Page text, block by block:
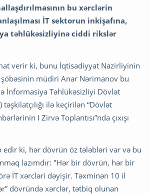
bu xərclərin
İT sektorun inkişafına,
təhlükəsizliyinə ciddi rikslər
verir ki, bunu İqtisadiyyat Nazirliyinin
müdiri Anar Nərimanov bu
İnformasiya Təhlükəsizliyi Dövlət
ilə keçirilən “Dövlət
I Zirvə Toplantısı”nda çıxışı
edir ki, hər dövrün öz tələbləri var və bu
lazımdır: "Hər bir dövrün, hər bir
İT xərcləri dəyişir. Təxminən 10 il
dövründə xərclər, tətbiq olunan